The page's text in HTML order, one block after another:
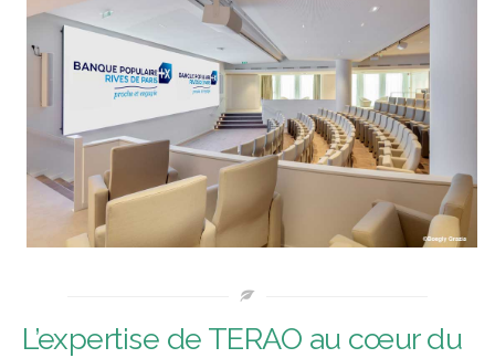
L’expertise de TERAO au cœur du